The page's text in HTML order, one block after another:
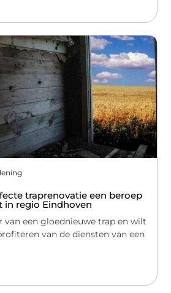
traprenovatie een beroep
in regio Eindhoven
een gloednieuwe trap en wilt
van de diensten van een